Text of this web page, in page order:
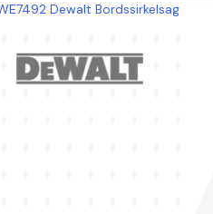
Dewalt Bordssirkelsag